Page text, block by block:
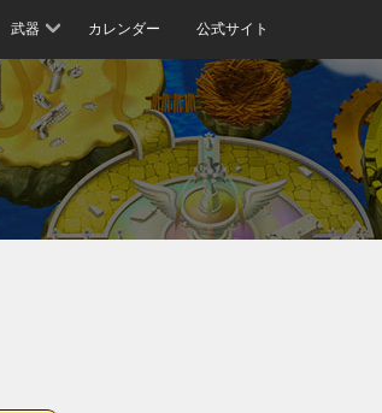
武器 カレンダー 公式サイト